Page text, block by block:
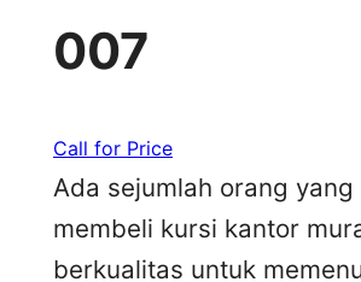
007
Call for Price
Ada sejumlah orang yang
membeli kursi kantor
berkualitas untuk